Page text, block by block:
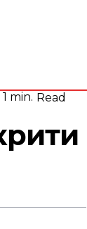
min. Read